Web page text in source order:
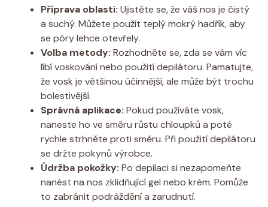
Příprava oblasti: Ujistěte se, že váš nos je čistý
a suchý. Můžete použít teplý mokrý hadřík, aby
se póry lehce otevřely.
Volba metody: Rozhodněte se, zda se vám víc
líbí voskování nebo použití depilátoru. Pamatujte,
že vosk je většinou účinnější, ale může být trochu
bolestivější.
Správná aplikace: Pokud používáte vosk,
naneste ho ve směru růstu chloupků a poté
rychle strhněte proti směru. Při použití depilátoru
se držte pokynů výrobce.
Údržba pokožky: Po depilaci si nezapomeňte
nanést na nos zklidňující gel nebo krém. Pomůže
to zabránit podráždění a zarudnutí.